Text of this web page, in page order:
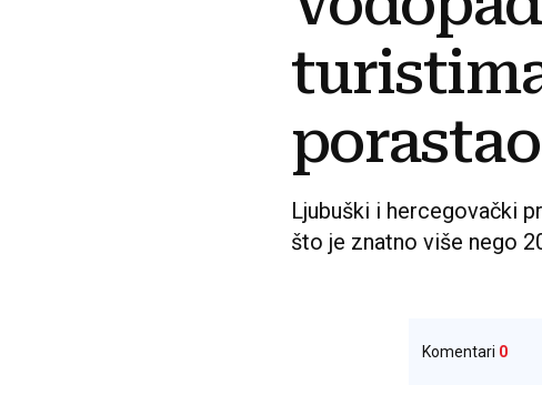
Ljubuški i hercegovački
što je znatno više nego
Komentari 0